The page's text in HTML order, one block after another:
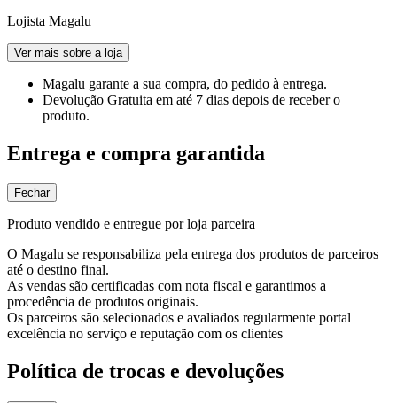
Lojista Magalu
Ver mais sobre a loja
Magalu garante a sua compra, do pedido à entrega.
Devolução Gratuita em até 7 dias depois de receber o
produto.
Entrega e compra garantida
Fechar
Produto vendido e entregue por loja parceira
O Magalu se responsabiliza pela entrega dos produtos de parceiros
até o destino final.
As vendas são certificadas com nota fiscal e garantimos a
procedência de produtos originais.
Os parceiros são selecionados e avaliados regularmente portal
excelência no serviço e reputação com os clientes
Política de trocas e devoluções